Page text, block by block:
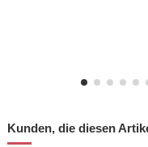
Kunden, die diesen